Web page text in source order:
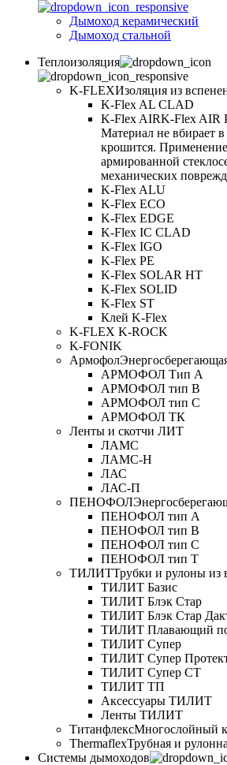
Дымоход керамический
Дымоход стальной
Теплоизоляция
K-FLEXИзоляция из
K-Flex AL CLAD
K-Flex AIRK-Flex AIR
Материал не вбирает
крошится.
армированной
механических
K-Flex ALU
K-Flex ECO
K-Flex EDGE
K-Flex IC CLAD
K-Flex IGO
K-Flex PE
K-Flex SOLAR HT
K-Flex SOLID
K-Flex ST
Клей K-Flex
K-FLEX K-ROCK
K-FONIK
Армофол
АРМОФОЛ Тип А
АРМОФОЛ тип В
АРМОФОЛ тип C
АРМОФОЛ ТК
Ленты и скотчи ЛИТ
ЛАМС
ЛАМС-Н
ЛАС
ЛАС-П
ПЕНОФОЛ
ПЕНОФОЛ тип А
ПЕНОФОЛ тип B
ПЕНОФОЛ тип C
ПЕНОФОЛ тип T
ТИЛИТТрубки и рулоны из
ТИЛИТ Базис
ТИЛИТ Блэк Стар
ТИЛИТ Блэк Стар
ТИЛИТ Плавающий
ТИЛИТ Супер
ТИЛИТ Супер
ТИЛИТ Супер СТ
ТИЛИТ ТП
Аксессуары ТИЛИТ
Ленты ТИЛИТ
ТитанфлексМногослойный
ThermaflexТрубная и
Cистемы дымоходов